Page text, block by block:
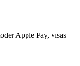
Apple Pay, visas